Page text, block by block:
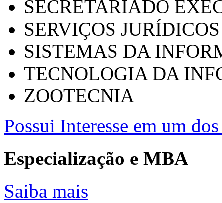
SECRETARIADO
SERVIÇOS
SISTEMAS DA
TECNOLOGIA DA
ZOOTECNIA
Possui Interesse em um
Especialização e MBA
Saiba mais